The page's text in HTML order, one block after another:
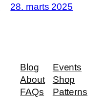
28. marts 2025
Blog
About
FAQs
Events
Shop
Patterns